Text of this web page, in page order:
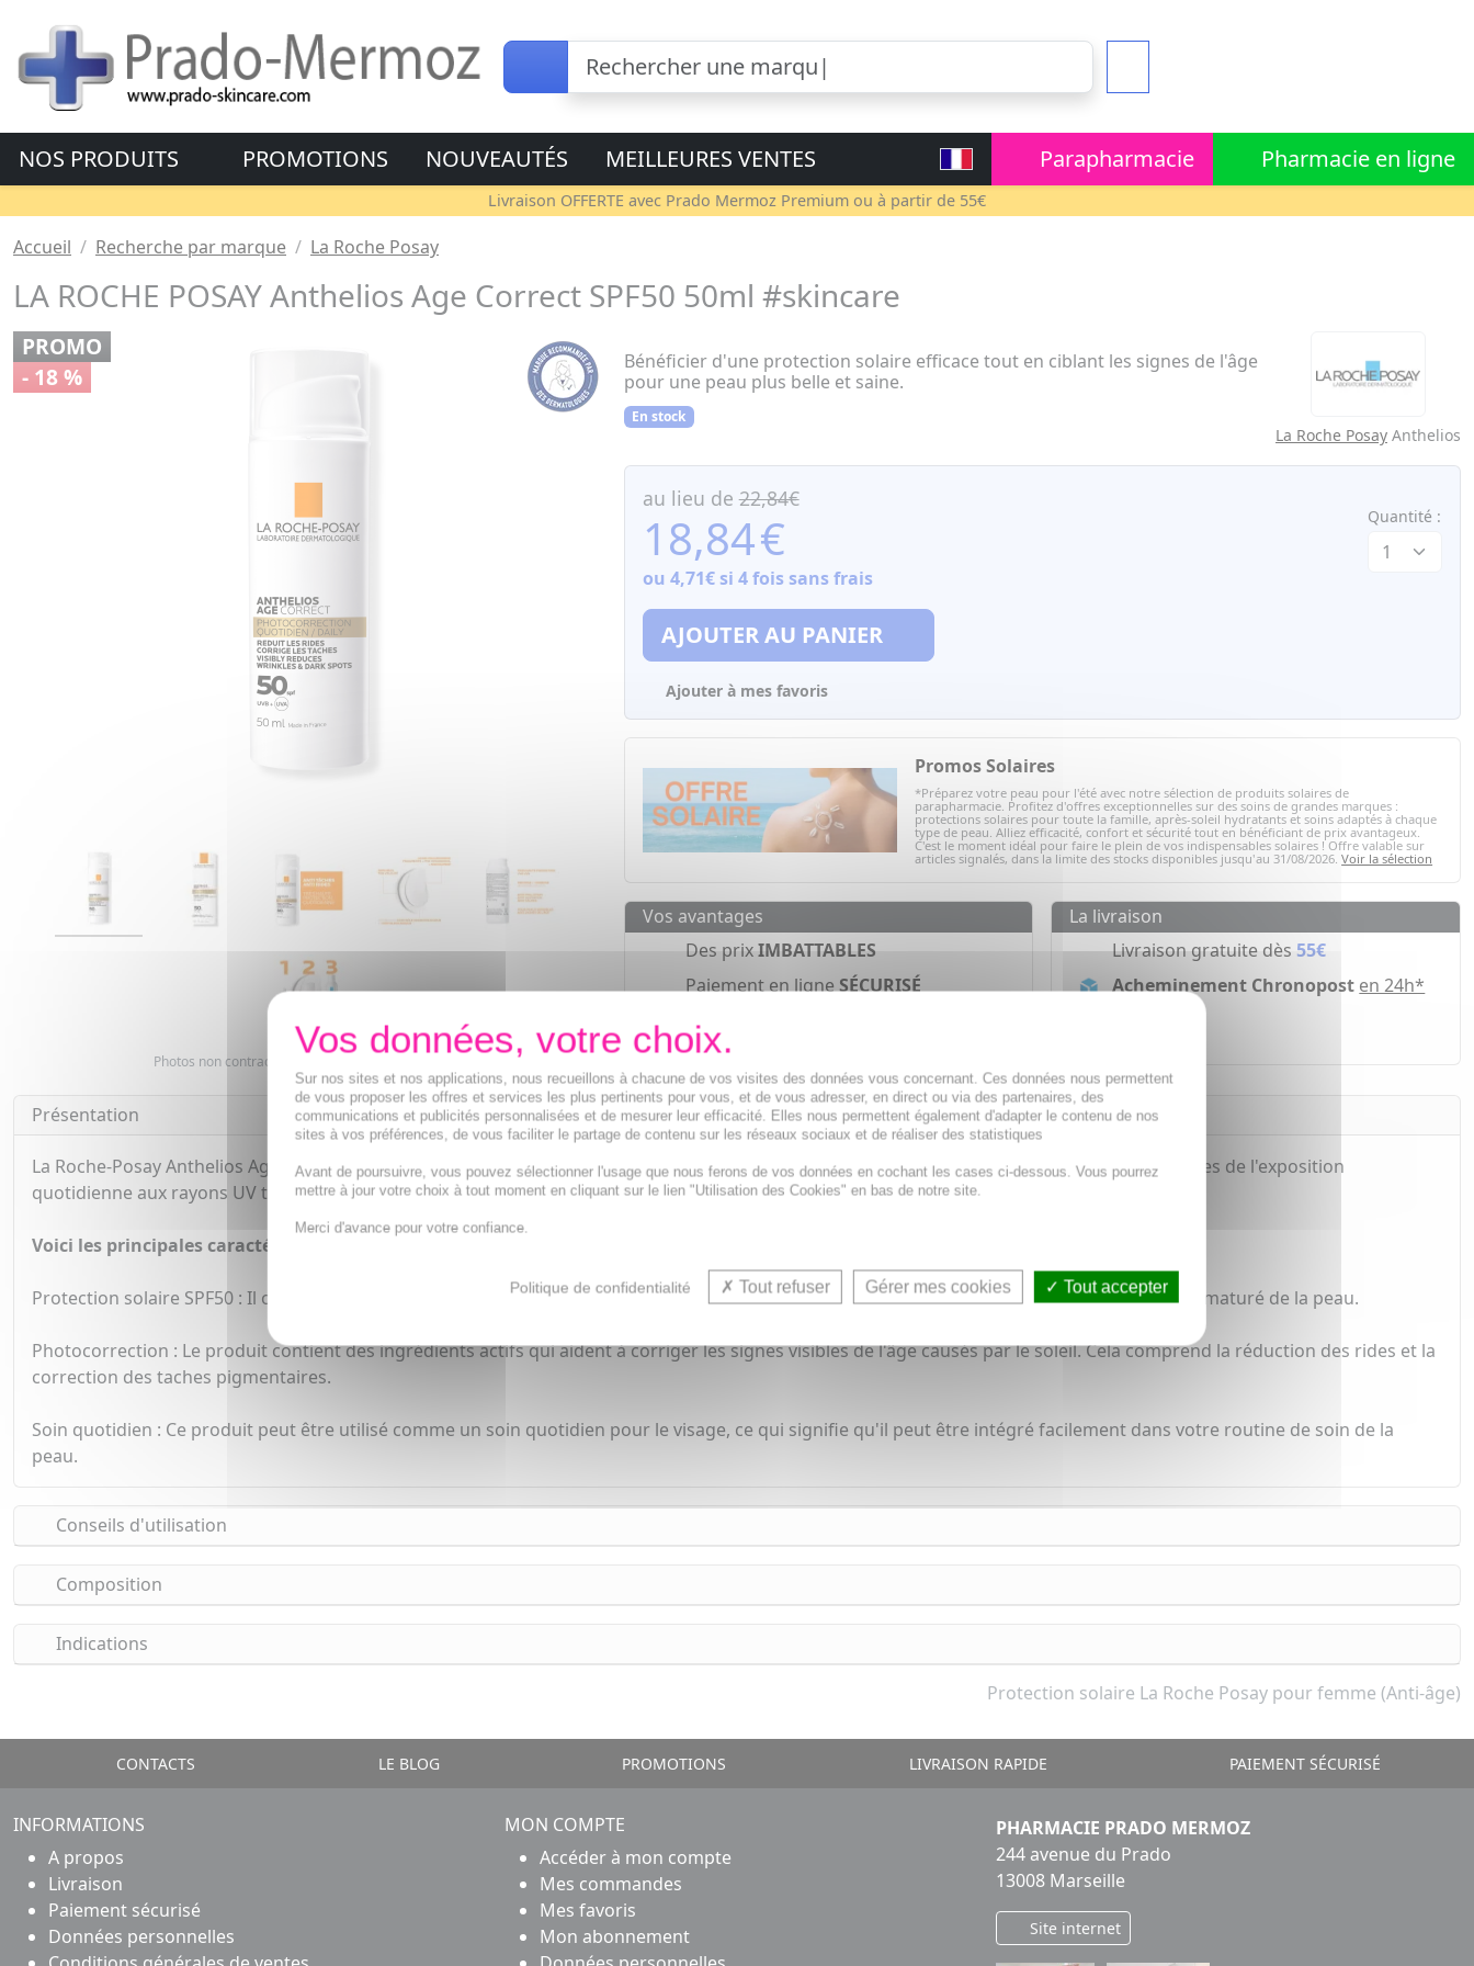
NOS PRODUITS PROMOTIONS NOUVEAUTÉS MEILLEURES VENTES Parapharmacie Pharmacie en ligne
Livraison OFFERTE avec Prado Mermoz Premium ou à partir de 55€
Accueil Recherche par marque La Roche Posay
LA ROCHE POSAY Anthelios Age Correct SPF50 50ml #skincare
PROMO
- 18 %
Photos non contractuelles. Copyright digimarquage
Bénéficier d'une protection solaire efficace tout en ciblant les signes de l'âge
pour une peau plus belle et saine.
En stock
La Roche Posay Anthelios
au lieu de22,84€
18,84€
ou 4,71€si 4 fois sans frais
Quantité :
AJOUTER AU PANIER
Ajouter à mes favoris
Promos Solaires
*Préparez votre peau pour l'été avec notre sélection de produits solaires de
parapharmacie. Profitez d'offres exceptionnelles sur des soins de grandes marques :
protections solaires pour toute la famille, après-soleil hydratants et soins adaptés à chaque
type de peau. Alliez efficacité, confort et sécurité tout en bénéficiant de prix avantageux.
C'est le moment idéal pour faire le plein de vos indispensables solaires ! Offre valable sur
articles signalés, dans la limite des stocks disponibles jusqu'au 31/08/2026.Voir la sélection
Vos avantages
Des prixIMBATTABLES
Paiement en ligneSÉCURISÉ
Paiement en
de 30€
La livraison
Livraison gratuite dès55€
Acheminement Chronopost en 24h*
Présentation
La Roche-Posay Anthelios Age Correct SPF50 est un soin quotidien pour le visage spécialement conçu pour protéger la peau des effets néfastes de l'exposition
quotidienne aux rayons UV tout en agissant sur les signes de l'âge, tels que les rides et les taches.
Voici les principales caractéristiques de ce produit :
Protection solaire SPF50 : Il offre une très haute protection contre les rayons UVA et UVB, qui sont les principales causes du vieillissement prématuré de la peau.
Photocorrection : Le produit contient des ingrédients actifs qui aident à corriger les signes visibles de l'âge causés par le soleil. Cela comprend la réduction des rides et la
correction des taches pigmentaires.
Soin quotidien : Ce produit peut être utilisé comme un soin quotidien pour le visage, ce qui signifie qu'il peut être intégré facilement dans votre routine de soin de la
peau.
Conseils d'utilisation
Composition
Indications
Protection solaire La Roche Posay pour femme (Anti-âge)
CONTACTS LE BLOG PROMOTIONS LIVRAISON RAPIDE PAIEMENT SÉCURISÉ
INFORMATIONS
A propos
Livraison
Paiement sécurisé
Données personnelles
MON COMPTE
Accéder à mon compte
Mes commandes
Mes favoris
Mon abonnement
PHARMACIE PRADO MERMOZ
244 avenue du Prado
13008 Marseille
Site internet
Sur nos sites et nos applications, nous recueillons à chacune de vos visites des données vous concernant. Ces données nous permettent
de vous proposer les offres et services les plus pertinents pour vous, et de vous adresser, en direct ou via des partenaires, des
communications et publicités personnalisées et de mesurer leur efficacité. Elles nous permettent également d'adapter le contenu de nos
sites à vos préférences, de vous faciliter le partage de contenu sur les réseaux sociaux et de réaliser des statistiques
Avant de poursuivre, vous pouvez sélectionner l'usage que nous ferons de vos données en cochant les cases ci-dessous. Vous pourrez
mettre à jour votre choix à tout moment en cliquant sur le lien "Utilisation des Cookies" en bas de notre site.
Merci d'avance pour votre confiance.
Politique de confidentialité Tout refuser Gérer mes cookies Tout accepter